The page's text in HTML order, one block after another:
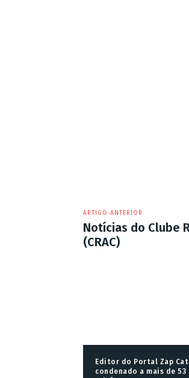
ARTIGO ANTERIOR
Notícias do Clube
(CRAC)
Editor do Portal Zap
condenado a mais de 53